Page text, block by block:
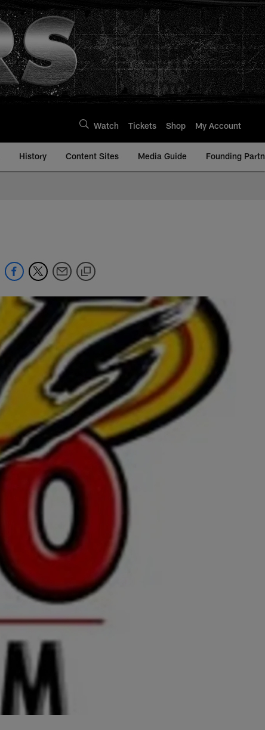
Watch Tickets Shop My Account
History Content Sites Media Guide Founding